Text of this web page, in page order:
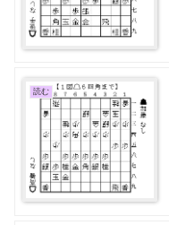
読む